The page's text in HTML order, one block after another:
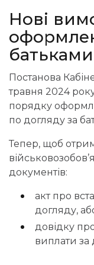
Нові
батьками
Постанова
травня 2024
порядку
по догляду за
Тепер, щоб
документів:
акт про
догляду,
довідку
виплати за